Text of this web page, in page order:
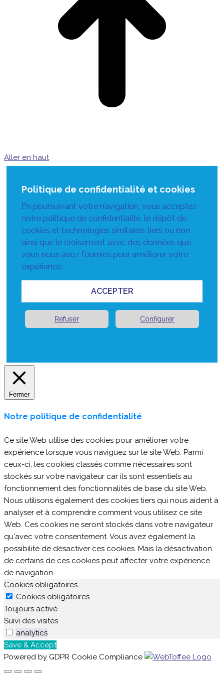
Aller en haut
Politique de confidentialité et cookies
En poursuivant votre navigation, vous acceptez
notre politique de confidentialité, le dépôt de
cookies et technologies similaires tiers ou non
ainsi que le croisement avec des données que
vous nous avez fournies pour améliorer votre
expérience.
ACCEPTER
Refuser Configurer
Fermer
Notre politique de confidentialité
Ce site Web utilise des cookies pour améliorer votre
expérience lorsque vous naviguez sur le site Web. Parmi
ceux-ci, les cookies classés comme nécessaires sont
stockés sur votre navigateur car ils sont essentiels au
fonctionnement des fonctionnalités de base du site Web.
Nous utilisons également des cookies tiers qui nous aident à
analyser et à comprendre comment vous utilisez ce site
Web. Ces cookies ne seront stockés dans votre navigateur
qu'avec votre consentement. Vous avez également la
possibilité de désactiver ces cookies. Mais la désactivation
de certains de ces cookies peut affecter votre expérience
de navigation.
Cookies obligatoires
Cookies obligatoires
Toujours activé
Suivi des visites
analytics
Save & Accept
Powered by GDPR Cookie Compliance